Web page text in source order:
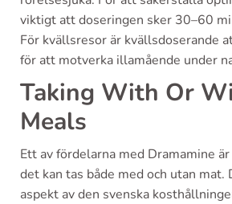
viktigt att doseringen sker 30–60
För kvällsresor är kvällsdoserande
för att motverka illamående under
Taking With Or
Meals
Ett av fördelarna med Dramamine
det kan tas både med och utan mat.
aspekt av den svenska